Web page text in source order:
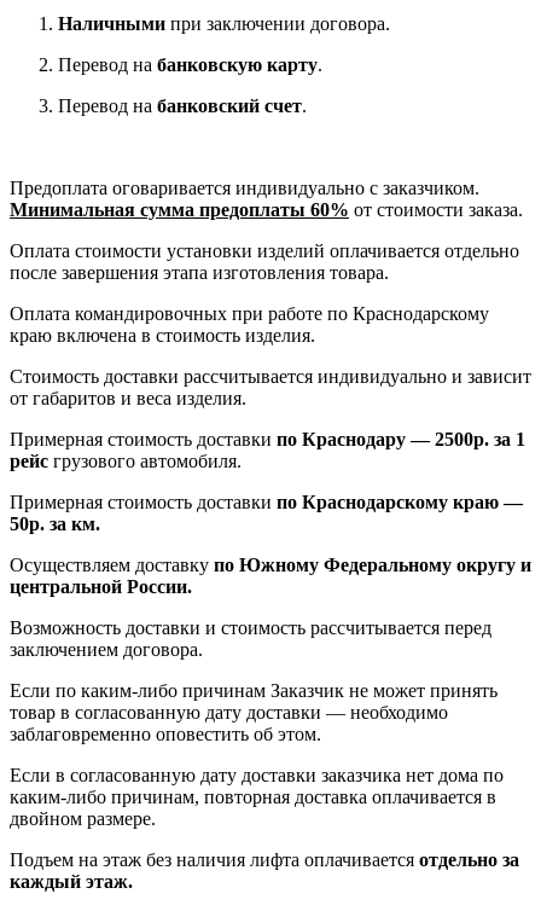
Наличными при заключении договора.
Перевод на банковскую карту.
Перевод на банковский счет.
Предоплата оговаривается индивидуально с заказчиком.
Минимальная сумма предоплаты 60% от стоимости заказа.
Оплата стоимости установки изделий оплачивается отдельно
после завершения этапа изготовления товара.
Оплата командировочных при работе по Краснодарскому
краю включена в стоимость изделия.
Стоимость доставки рассчитывается индивидуально и зависит
от габаритов и веса изделия.
Примерная стоимость доставки по Краснодару — 2500р. за 1
рейс грузового автомобиля.
Примерная стоимость доставки по Краснодарскому краю —
50р. за км.
Осуществляем доставку по Южному Федеральному округу и
центральной России.
Возможность доставки и стоимость рассчитывается перед
заключением договора.
Если по каким-либо причинам Заказчик не может принять
товар в согласованную дату доставки — необходимо
заблаговременно оповестить об этом.
Если в согласованную дату доставки заказчика нет дома по
каким-либо причинам, повторная доставка оплачивается в
двойном размере.
Подъем на этаж без наличия лифта оплачивается отдельно за
каждый этаж.